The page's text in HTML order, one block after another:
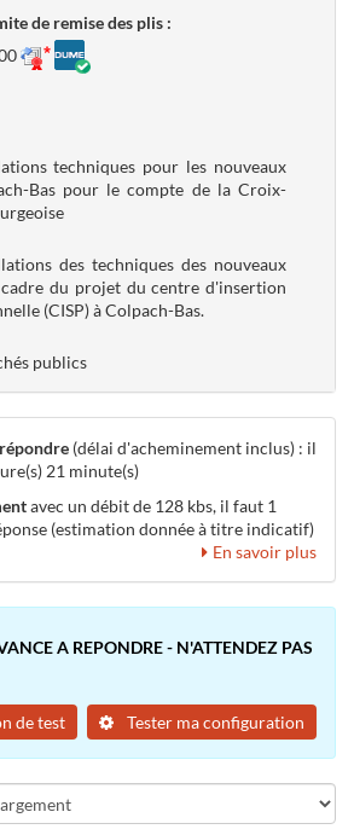
de remise des plis :
techniques pour les nouveaux
Bas pour le compte de la Croix-
des techniques des nouveaux
du projet du centre d'insertion
(CISP) à Colpach-Bas.
publics
(délai d'acheminement inclus) : il
21 minute(s)
avec un débit de 128 kbs, il faut 1
(estimation donnée à titre indicatif)
En savoir plus
A REPONDRE - N'ATTENDEZ PAS
Tester ma configuration
de test